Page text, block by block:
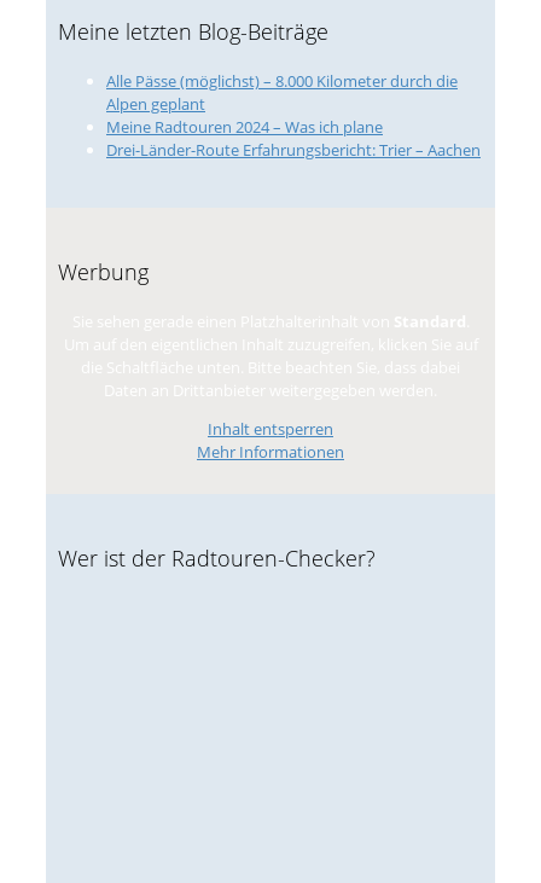
Meine letzten Blog-Beiträge
Alle Pässe (möglichst) – 8.000 Kilometer durch die
Alpen geplant
Meine Radtouren 2024 – Was ich plane
Drei-Länder-Route Erfahrungsbericht: Trier – Aachen
Werbung
Inhalt entsperren
Mehr Informationen
Wer ist der Radtouren-Checker?